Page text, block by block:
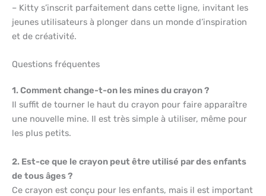
– Kitty s’inscrit parfaitement dans cette ligne, invitant les
jeunes utilisateurs à plonger dans un monde d’inspiration
et de créativité.
Questions fréquentes
1. Comment change-t-on les mines du crayon ?
Il suffit de tourner le haut du crayon pour faire apparaître
une nouvelle mine. Il est très simple à utiliser, même pour
les plus petits.
2. Est-ce que le crayon peut être utilisé par des enfants
de tous âges ?
Ce crayon est conçu pour les enfants, mais il est important